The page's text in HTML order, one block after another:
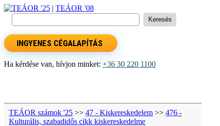
TEÁOR '25 | TEÁOR '08
INGYENES CÉGALAPÍTÁS
Ha kérdése van, hívjon minket: +36 30 220 1100
TEÁOR számok '25 >> 47 - Kiskereskedelem >> 476 -
Kulturális, szabadidős cikk kiskereskedelme